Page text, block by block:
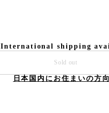
International shipping
Sold out
日本国内にお住まいの方